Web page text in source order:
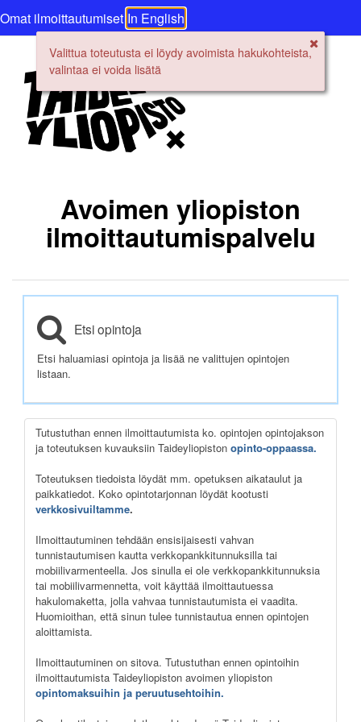
Omat ilmoittautumiset In English
Avoimen yliopiston
ilmoittautumispalvelu
Etsi opintoja
Etsi haluamiasi opintoja ja lisää ne valittujen opintojen
listaan.
Tutustuthan ennen ilmoittautumista ko. opintojen opintojakson
ja toteutuksen kuvauksiin Taideyliopiston opinto-oppaassa.
Toteutuksen tiedoista löydät mm. opetuksen aikataulut ja
paikkatiedot. Koko opintotarjonnan löydät kootusti
verkkosivuiltamme.
Ilmoittautuminen tehdään ensisijaisesti vahvan
tunnistautumisen kautta verkkopankkitunnuksilla tai
mobiilivarmenteella. Jos sinulla ei ole verkkopankkitunnuksia
tai mobiilivarmennetta, voit käyttää ilmoittautuessa
hakulomaketta, jolla vahvaa tunnistautumista ei vaadita.
Huomioithan, että sinun tulee tunnistautua ennen opintojen
aloittamista.
Ilmoittautuminen on sitova. Tutustuthan ennen opintoihin
ilmoittautumista Taideyliopiston avoimen yliopiston
opintomaksuihin ja peruutusehtoihin.
Valittua toteutusta ei löydy avoimista hakukohteista,
valintaa ei voida lisätä